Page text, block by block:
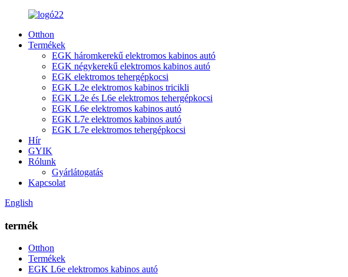
Otthon
Termékek
EGK háromkerekű elektromos kabinos autó
EGK négykerekű elektromos kabinos autó
EGK elektromos tehergépkocsi
EGK L2e elektromos kabinos tricikli
EGK L2e és L6e elektromos tehergépkocsi
EGK L6e elektromos kabinos autó
EGK L7e elektromos kabinos autó
EGK L7e elektromos tehergépkocsi
Hír
GYIK
Rólunk
Gyárlátogatás
Kapcsolat
English
termék
Otthon
Termékek
EGK L6e elektromos kabinos autó